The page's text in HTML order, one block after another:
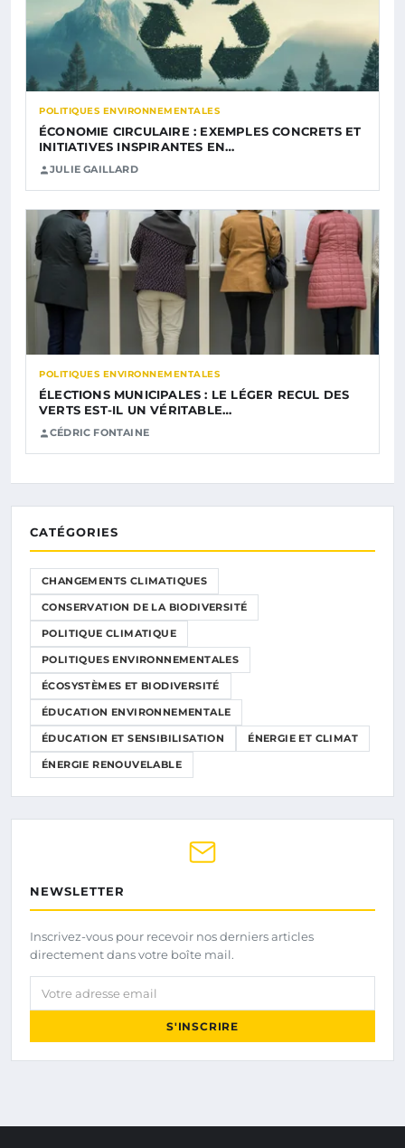
POLITIQUES ENVIRONNEMENTALES
ÉCONOMIE CIRCULAIRE : EXEMPLES CONCRETS ET
INITIATIVES INSPIRANTES EN…
JULIE GAILLARD
POLITIQUES ENVIRONNEMENTALES
ÉLECTIONS MUNICIPALES : LE LÉGER RECUL DES
VERTS EST-IL UN VÉRITABLE…
CÉDRIC FONTAINE
CATÉGORIES
CHANGEMENTS CLIMATIQUES
CONSERVATION DE LA BIODIVERSITÉ
POLITIQUE CLIMATIQUE
POLITIQUES ENVIRONNEMENTALES
ÉCOSYSTÈMES ET BIODIVERSITÉ
ÉDUCATION ENVIRONNEMENTALE
ÉDUCATION ET SENSIBILISATION ÉNERGIE ET CLIMAT
ÉNERGIE RENOUVELABLE
NEWSLETTER
Inscrivez-vous pour recevoir nos derniers articles
directement dans votre boîte mail.
Votre adresse email
S'INSCRIRE